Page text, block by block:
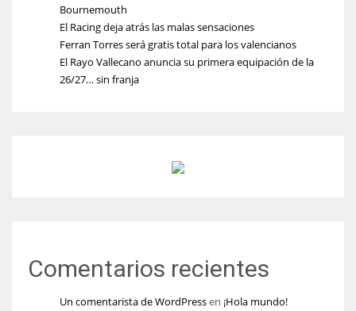
Bournemouth
El Racing deja atrás las malas sensaciones
Ferran Torres será gratis total para los valencianos
El Rayo Vallecano anuncia su primera equipación de la
26/27… sin franja
Comentarios recientes
Un comentarista de WordPressen ¡Hola mundo!